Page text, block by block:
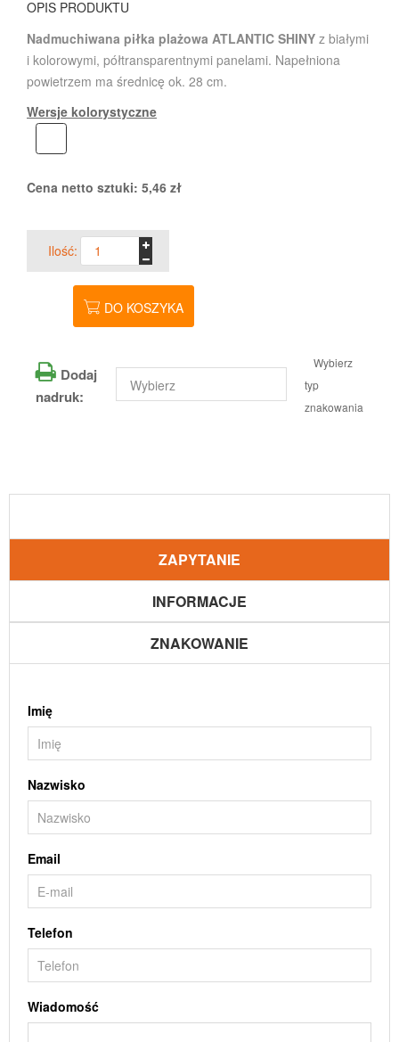
OPIS PRODUKTU
Nadmuchiwana piłka plażowa ATLANTIC SHINY z białymi
i kolorowymi, półtransparentnymi panelami. Napełniona
powietrzem ma średnicę ok. 28 cm.
Wersje kolorystyczne
Cena netto sztuki: 5,46 zł
Ilość:
DO KOSZYKA
Dodaj
nadruk:
Wybierz
typ
znakowania
ZAPYTANIE
INFORMACJE
ZNAKOWANIE
Imię
Nazwisko
Email
Telefon
Wiadomość